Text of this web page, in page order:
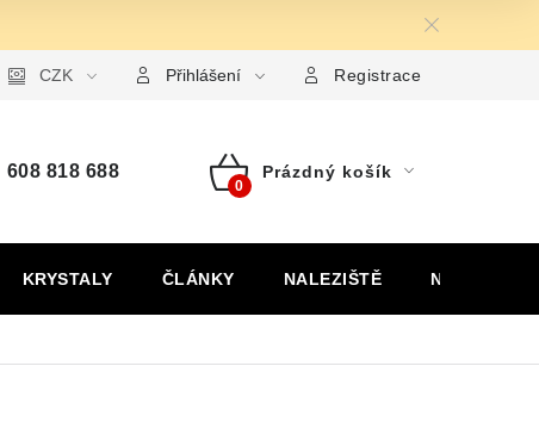
pro uplatnění reklamace Formulář pro odstoupení
CZK Přihlášení Registrace
608 818 688
Nákupní
Prázdný košík
KRYSTALY ČLÁNKY NALEZIŠTĚ NÁŠ PŘÍBĚH